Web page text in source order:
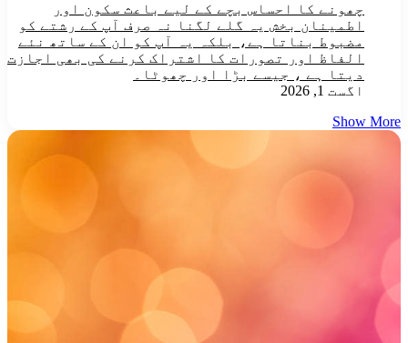
چھونے کا احساس بچے کے لیے باعث سکون اور
اطمینان بخش یہ گلے لگنا نہ صرف آپ کے رشتے کو
مضبوط بناتا ہے، بلکہ یہ آپ کو ان کے ساتھ نئے
الفاظ اور تصورات کا اشتراک کرنے کی بھی اجازت
دیتا ہے ، جیسے بڑا اور چھوٹا۔
اگست 1, 2026
Show More